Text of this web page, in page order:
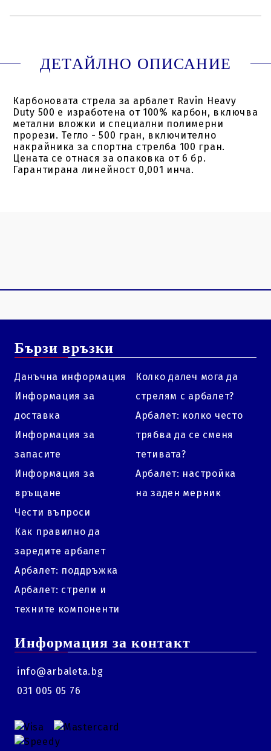
ДЕТАЙЛНО ОПИСАНИЕ
Карбоновата стрела за арбалет Ravin Heavy
Duty 500 е изработена от 100% карбон, включва
метални вложки и специални полимерни
прорези. Тегло - 500 гран, включително
накрайника за спортна стрелба 100 гран.
Цената се отнася за опаковка от 6 бр.
Гарантирана линейност 0,001 инча.
Бързи връзки
Данъчна информация
Информация за
доставка
Информация за
запасите
Информация за
връщане
Чести въпроси
Как правилно да
заредите арбалет
Арбалет: поддръжка
Арбалет: стрели и
техните компоненти
Колко далеч мога да
стрелям с арбалет?
Арбалет: колко често
трябва да се сменя
тетивата?
Арбалет: настройка
на заден мерник
Информация за контакт
info@arbaleta.bg
031 005 05 76